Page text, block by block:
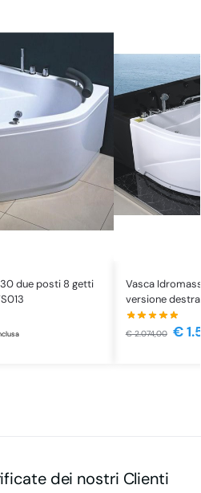
due posti 8 getti
Vasca
versione
€2.074,00 €
dei nostri Clienti